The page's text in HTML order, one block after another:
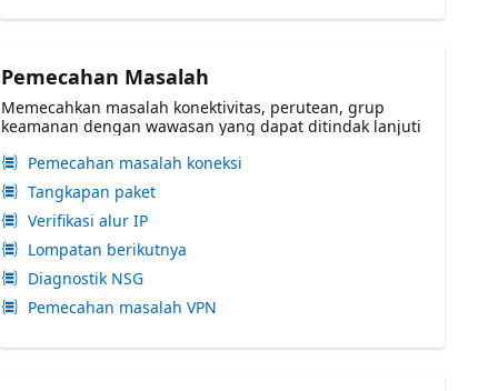
Pemecahan Masalah
Memecahkan masalah konektivitas, perutean, grup
keamanan dengan wawasan yang dapat ditindak lanjuti
Pemecahan masalah koneksi
Tangkapan paket
Verifikasi alur IP
Lompatan berikutnya
Diagnostik NSG
Pemecahan masalah VPN